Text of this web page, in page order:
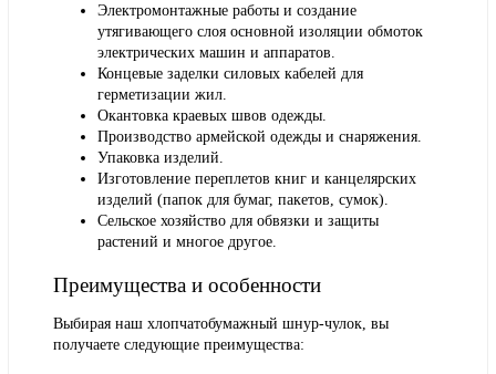
Электромонтажные работы и создание
утягивающего слоя основной изоляции обмоток
электрических машин и аппаратов.
Концевые заделки силовых кабелей для
герметизации жил.
Окантовка краевых швов одежды.
Производство армейской одежды и снаряжения.
Упаковка изделий.
Изготовление переплетов книг и канцелярских
изделий (папок для бумаг, пакетов, сумок).
Сельское хозяйство для обвязки и защиты
растений и многое другое.
Преимущества и особенности
Выбирая наш хлопчатобумажный шнур-чулок, вы
получаете следующие преимущества: